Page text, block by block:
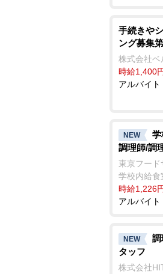
手続きや
ング募集
株式会社
時給1,400
アルバイ
NEW
学
調理師/調
東京フード
学校内給食
時給1,226
アルバイ
NEW
調
タッフ
株式会社